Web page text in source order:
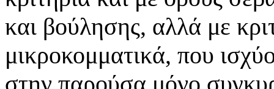
και βούλησης, αλλά με
μικροκομματικά, που